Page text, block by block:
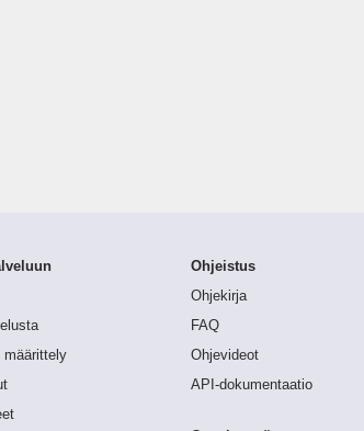
määrittely
Ohjeistus
Ohjekirja
FAQ
Ohjevideot
API-dokumentaatio